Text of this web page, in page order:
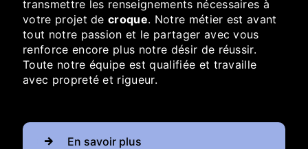
transmettre les renseignements nécessaires à
votre projet decroque. Notre métier est avant
tout notre passion et le partager avec vous
renforce encore plus notre désir de réussir.
Toute notre équipe est qualifiée et travaille
avec propreté et rigueur.
En savoir plus